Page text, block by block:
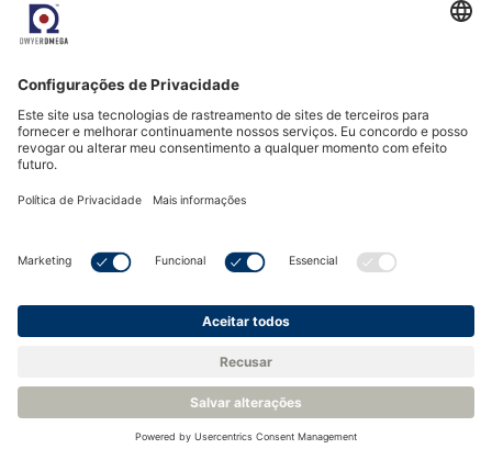
com o Anexo 11 da FDA 21
CFR Parte 11/UE.
Ver Produto Ver Produto
Previous 1 2 3 4 5 6 7
Sobre nós